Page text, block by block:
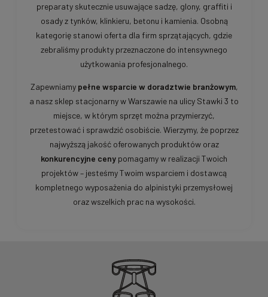
preparaty skutecznie usuwające sadzę, glony, graffiti i
osady z tynków, klinkieru, betonu i kamienia. Osobną
kategorię stanowi oferta dla firm sprzątających, gdzie
zebraliśmy produkty przeznaczone do intensywnego
użytkowania profesjonalnego.
Zapewniamy pełne wsparcie w doradztwie branżowym,
a nasz sklep stacjonarny w Warszawie na ulicy Stawki 3 to
miejsce, w którym sprzęt można przymierzyć,
przetestować i sprawdzić osobiście. Wierzymy, że poprzez
najwyższą jakość oferowanych produktów oraz
konkurencyjne ceny pomagamy w realizacji Twoich
projektów – jesteśmy Twoim wsparciem i dostawcą
kompletnego wyposażenia do alpinistyki przemysłowej
oraz wszelkich prac na wysokości.